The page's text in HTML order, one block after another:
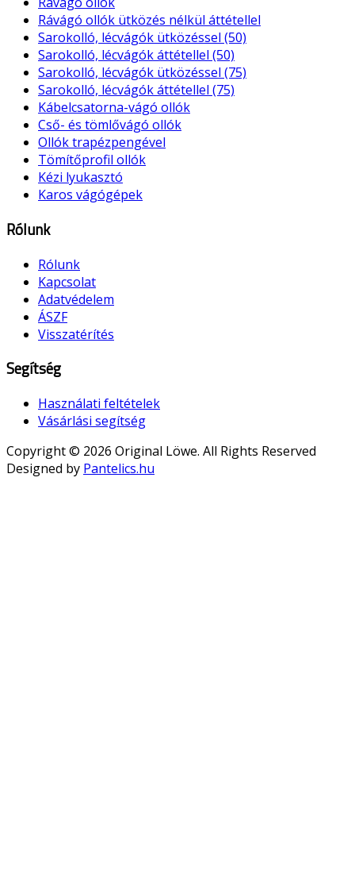
Rávágó ollók ütközés nélkül áttétellel
Sarokolló, lécvágók ütközéssel (50)
Sarokolló, lécvágók áttétellel (50)
Sarokolló, lécvágók ütközéssel (75)
Sarokolló, lécvágók áttétellel (75)
Kábelcsatorna-vágó ollók
Cső- és tömlővágó ollók
Ollók trapézpengével
Tömítőprofil ollók
Kézi lyukasztó
Karos vágógépek
Rólunk
Rólunk
Kapcsolat
Adatvédelem
ÁSZF
Visszatérítés
Segítség
Használati feltételek
Vásárlási segítség
Copyright © 2026 Original Löwe. All Rights Reserved
Designed by Pantelics.hu